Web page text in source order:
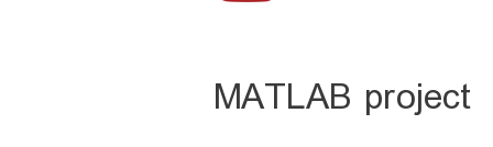
MATLAB project